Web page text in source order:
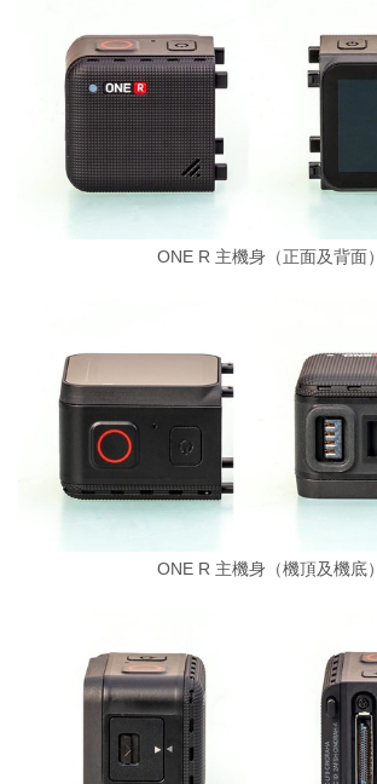
ONE R 主機身（正面及背面）
ONE R 主機身（機頂及機底）